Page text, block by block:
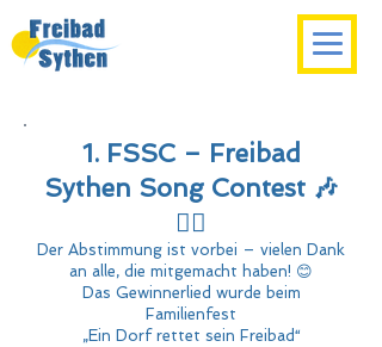
1. FSSC – Freibad
Sythen Song Contest 🎶
🏊‍♂️
Der Abstimmung ist vorbei – vielen Dank
an alle, die mitgemacht haben! 😊
Das Gewinnerlied wurde beim
Familienfest
„Ein Dorf rettet sein Freibad“